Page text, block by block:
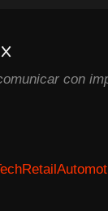
con
Retail